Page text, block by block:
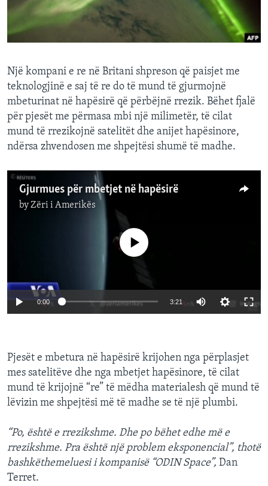
INTERVISTA
DITARI
Një kompani e re në Britani shpreson që paisjet me
teknologjinë e saj të re do të mund të gjurmojnë
mbeturinat në hapësirë që përbëjnë rrezik. Bëhet fjalë
për pjesët me përmasa mbi një milimetër, të cilat
mund të rrezikojnë satelitët dhe anijet hapësinore,
ndërsa zhvendosen me shpejtësi shumë të madhe.
Gjurmues për mbetjet në hapësirë
byZëri i Amerikës
No media source currently available
0:00 3:21
Pjesët e mbetura në hapësirë krijohen nga përplasjet
mes satelitëve dhe nga mbetjet hapësinore, të cilat
mund të krijojnë “re” të mëdha materialesh që mund të
lëvizin me shpejtësi më të madhe se të një plumbi.
“Po, është e rrezikshme. Dhe po bëhet edhe më e
rrezikshme. Pra është një problem eksponencial”, thotë
bashkëthemeluesi i kompanisë “ODIN Space”, Dan
Terret.